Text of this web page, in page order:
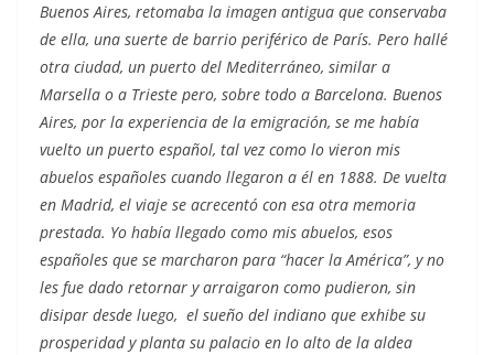
Buenos Aires, retomaba la imagen antigua que conservaba
de ella, una suerte de barrio periférico de París. Pero hallé
otra ciudad, un puerto del Mediterráneo, similar a
Marsella o a Trieste pero, sobre todo a Barcelona. Buenos
Aires, por la experiencia de la emigración, se me había
vuelto un puerto español, tal vez como lo vieron mis
abuelos españoles cuando llegaron a él en 1888. De vuelta
en Madrid, el viaje se acrecentó con esa otra memoria
prestada. Yo había llegado como mis abuelos, esos
españoles que se marcharon para “hacer la América”, y no
les fue dado retornar y arraigaron como pudieron, sin
disipar desde luego, el sueño del indiano que exhibe su
prosperidad y planta su palacio en lo alto de la aldea